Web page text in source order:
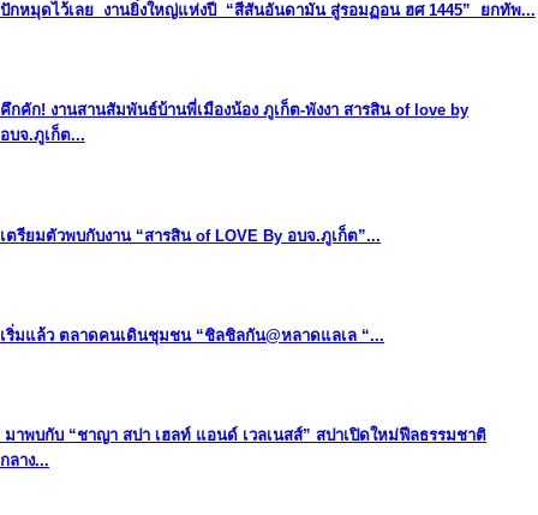
ปักหมุดไว้เลย งานยิ่งใหญ่แห่งปี “สีสันอันดามัน สู่รอมฏอน ฮศ 1445” ยกทัพ...
คึกคัก! งานสานสัมพันธ์บ้านพี่เมืองน้อง ภูเก็ต-พังงา สารสิน of love by
อบจ.ภูเก็ต...
เตรียมตัวพบกับงาน “สารสิน of LOVE By อบจ.ภูเก็ต”...
เริ่มแล้ว ตลาดคนเดินชุมชน “ชิลชิลกัน@หลาดแลเล “...
มาพบกับ “ชาญา สปา เฮลท์ แอนด์ เวลเนสส์” สปาเปิดใหม่ฟีลธรรมชาติ
กลาง...